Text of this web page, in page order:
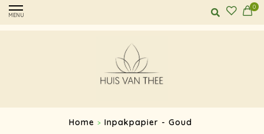
MENU
0
Home > Inpakpapier - Goud